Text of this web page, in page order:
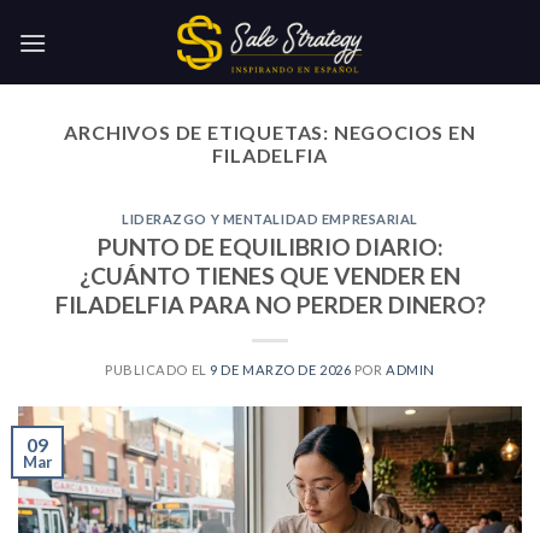
ARCHIVOS DE ETIQUETAS: NEGOCIOS EN
FILADELFIA
LIDERAZGO Y MENTALIDAD EMPRESARIAL
PUNTO DE EQUILIBRIO DIARIO:
¿CUÁNTO TIENES QUE VENDER EN
FILADELFIA PARA NO PERDER DINERO?
PUBLICADO EL 9 DE MARZO DE 2026 POR ADMIN
09
Mar